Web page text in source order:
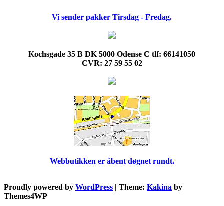
Vi sender pakker Tirsdag - Fredag.
Kochsgade 35 B DK 5000 Odense C tlf: 66141050
CVR: 27 59 55 02
Webbutikken er åbent døgnet rundt.
Proudly powered by WordPress | Theme: Kakina by
Themes4WP